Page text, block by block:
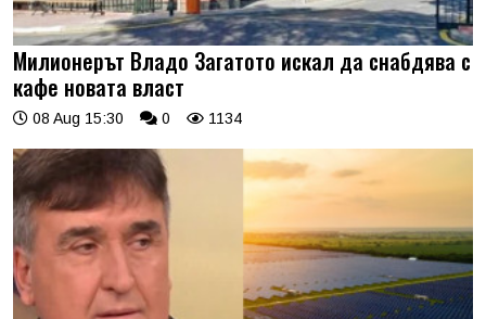
Милионерът Владо Загатото искал да снабдява с
кафе новата власт
08 Aug 15:30 0 1134